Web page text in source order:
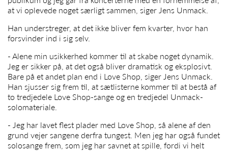
at vi oplevede noget særligt sammen, siger Jens Unmack
Han understreger, at det ikke bliver fem kvarter, hvor han
forsvinder ind i sig selv.
- Alene min usikkerhed kommer til at skabe noget dynamik.
Jeg er sikker på, at det også bliver dramatisk og eksplosivt.
Bare på et andet plan end i Love Shop, siger Jens Unmack
Han sjusser sig frem til, at sætlisterne kommer til at bestå af
to tredjedele Love Shop-sange og en tredjedel Unmack-
solomateriale.
- Jeg har lavet flest plader med Love Shop, så alene af den
grund vejer sangene derfra tungest. Men jeg har også fundet
solosange frem, som jeg har savnet at spille, fordi vi helt